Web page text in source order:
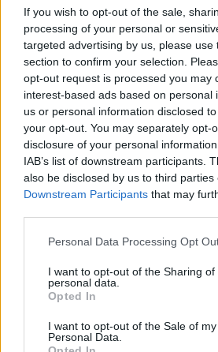
If you wish to opt-out of the sale,
processing of your personal or
targeted advertising by us, please use
section to confirm your selection.
opt-out request is processed you may
interest-based ads based on personal
us or personal information disclosed
your opt-out. You may separately opt-
disclosure of your personal
IAB’s list of downstream participants.
also be disclosed by us to third parties
Downstream Participants that may
Personal Data Processing Opt
I want to opt-out of the Sharing of
personal data.
Opted In
I want to opt-out of the Sale of my
Personal Data.
Monrealio olimpiadoje.
sports.ru nuotr.
Labiausiai buvo netikėta,
rungties B.Oniščenka ne
vaikščiojo it pardavęs
prie J.Foxo ir jam pasakė:
Atleisk man“.
juk jis pats matė, kaip ir su
be problemų įveikė kitus
veikė be trikdžių.